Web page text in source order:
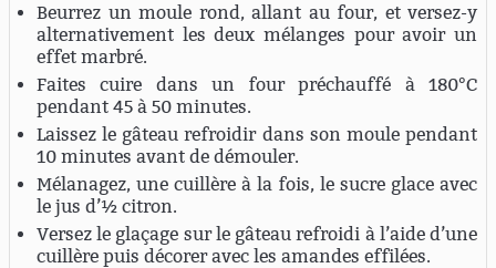
Beurrez un moule rond, allant au four, et versez-y
alternativement les deux mélanges pour avoir un
effet marbré.
Faites cuire dans un four préchauffé à 180°C
pendant 45 à 50 minutes.
Laissez le gâteau refroidir dans son moule pendant
10 minutes avant de démouler.
Mélanagez, une cuillère à la fois, le sucre glace avec
le jus d’½ citron.
Versez le glaçage sur le gâteau refroidi à l’aide d’une
cuillère puis décorer avec les amandes effilées.